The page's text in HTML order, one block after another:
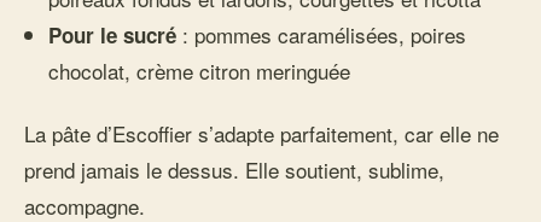
Pour le sucré : pommes caramélisées, poires
chocolat, crème citron meringuée
La pâte d’Escoffier s’adapte parfaitement, car elle ne
prend jamais le dessus. Elle soutient, sublime,
accompagne.